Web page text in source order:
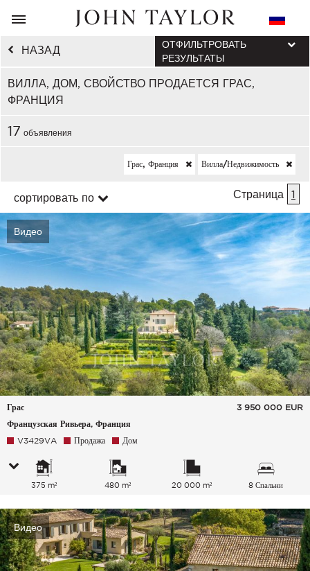
НАЗАД
ВИЛЛА, ДОМ, СВОЙСТВО ПРОДАЕТСЯ ГРАС,
ФРАНЦИЯ
ОТФИЛЬТРОВАТЬ
РЕЗУЛЬТАТЫ
17 объявления
Грас, Франция Вилла/недвижимость
сортировать по Страница 1
Видео
Грас
Французская Ривьера, Франция
3 950 000 EUR
V3429VA Продажа Дом
375 m² 480 m² 20 000 m² 8 Спальни
Видео